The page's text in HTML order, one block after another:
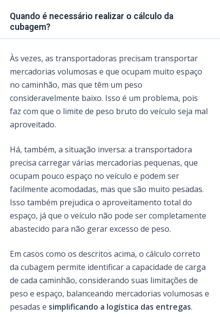
Quando é necessário realizar o cálculo da
cubagem?
Às vezes, as transportadoras precisam transportar
mercadorias volumosas e que ocupam muito espaço
no caminhão, mas que têm um peso
consideravelmente baixo. Isso é um problema, pois
faz com que o limite de peso bruto do veículo seja mal
aproveitado.
Há, também, a situação inversa: a transportadora
precisa carregar várias mercadorias pequenas, que
ocupam pouco espaço no veículo e podem ser
facilmente acomodadas, mas que são muito pesadas.
Isso também prejudica o aproveitamento total do
espaço, já que o veículo não pode ser completamente
abastecido para não gerar excesso de peso.
Em casos como os descritos acima, o cálculo correto
da cubagem permite identificar a capacidade de carga
de cada caminhão, considerando suas limitações de
peso e espaço, balanceando mercadorias volumosas e
pesadas e simplificando a logística das entregas.